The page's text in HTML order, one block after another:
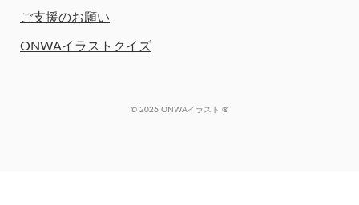
ご支援のお願い
ONWAイラストクイズ
© 2026 ONWAイラスト ®